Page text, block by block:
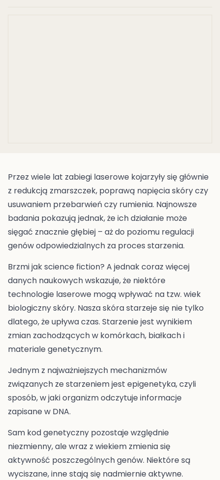
Przez wiele lat zabiegi laserowe kojarzyły się głównie
z redukcją zmarszczek, poprawą napięcia skóry czy
usuwaniem przebarwień czy rumienia. Najnowsze
badania pokazują jednak, że ich działanie może
sięgać znacznie głębiej – aż do poziomu regulacji
genów odpowiedzialnych za proces starzenia.
Brzmi jak science fiction? A jednak coraz więcej
danych naukowych wskazuje, że niektóre
technologie laserowe mogą wpływać na tzw. wiek
biologiczny skóry. Nasza skóra starzeje się nie tylko
dlatego, że upływa czas. Starzenie jest wynikiem
zmian zachodzących w komórkach, białkach i
materiale genetycznym.
Jednym z najważniejszych mechanizmów
związanych ze starzeniem jest epigenetyka, czyli
sposób, w jaki organizm odczytuje informacje
zapisane w DNA.
Sam kod genetyczny pozostaje względnie
niezmienny, ale wraz z wiekiem zmienia się
aktywność poszczególnych genów. Niektóre są
wyciszane, inne stają się nadmiernie aktywne.